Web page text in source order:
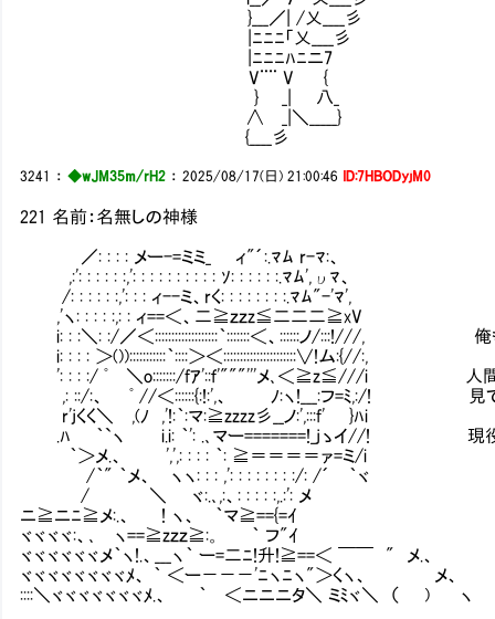
}___／| /乂____彡
|ﾆﾆﾆ「乂____彡
|ﾆﾆﾆﾊﾆニ7
V¨¨ V {
} _| 八_
∧ _|＼_____}
{____彡
3241 ：◆wJM35m/rH2 ：2025/08/17(日) 21:00:46 ID:7HBODyjM0
221 名前：名無しの神様
／: : : : メー-=ミミ_ ィ"´:.ﾏﾑ r-ﾏ:、
,:': : : : : :,': : : : : : : : : : ｿ: : : : : :.ﾏﾑ',υﾏ、
/: : : : : :,': : : ィ--ミ、rく: : : : : : : :.ﾏﾑ"-'ﾏ',
,'ヽ: : : : :,: : ィ==＜、二≧ｚｚz≦二二二≧xV
i: : :＼: :/／＜:::::::::::::::::::｀:::::::＜、::::::ノ/:::!///, 俺も
i: : : : ＞()):::::::::::｀::::＞＜::::::::::::::::::::::∨!ム:{//:,
': : : :/ ﾟ ＼o:::::::/fｱ'::ｆ'"""'''メ､＜≧z≦///i 人間の試験
,: ::/:、 ﾟ //＜::::::{:!:',、 ﾉ:ヽ!___:フ=ﾐ,:/! 見てた
r'jくく＼ ,(ﾉ ,'!:｀:マ:≧zzzz彡__ノ:',:::f' }ﾊi
.ﾊ ｀`ヽ i.i: ｀': .､マー=======!_jゝイ//! 現役の神
｀＞メ.、 ',',: : : : ｀: ≧＝＝＝＝ァ=ミ/i
/｀" ｀メ、 ヽヽ: : : ,': : : : : : : :/: /´ ｀ヾ
/ ＼ ヾ:.､,:、: : : : :,.:': メ
ニ≧ニﾆ≧メ:.、 ! ヽ、 ｀マ≧=={=ｲ
ヾヾヾヾ:、､ ヽ==≧zｚｚ≧:。 ｀ フ"ｲ
ヾヾヾヾヾヾメ｀ヽ!.、___ヽ｀ ー=二ﾆ!升!≧==＜ ￣￣ " メ.、
ヾヾヾヾヾヾヾヾﾒ、 ｀ ＜ー－－－'ﾆヽﾆヽ"＞くヽ、 メ、
::::＼ヾヾヾヾヾヾヾﾒ.、 ｀ ＜ニニニタ＼ ミﾐヾ＼ （ ) ヽ